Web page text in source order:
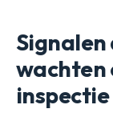
Signalen
wachten
inspectie